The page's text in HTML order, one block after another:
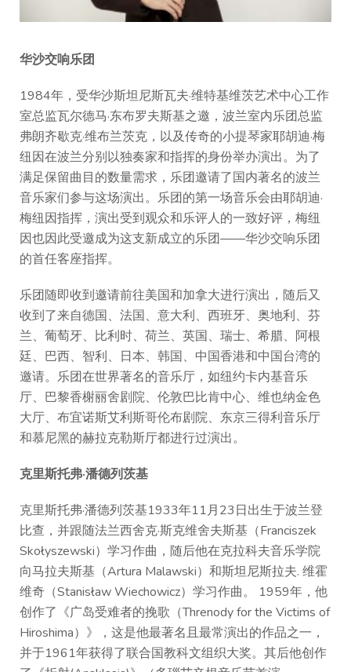
华沙交响乐团
1984年，受华沙斯坦尼斯瓦夫·维特基维茨艺术中心工作
室总监瓦尔德马·东布罗夫斯基之邀，波兰室内乐团总监
弗朗齐歇克·维布兰茨克，以及传奇的小提琴家耶胡迪·梅
纽因在波兰分别以独奏家和指挥的身份举办演出。为了
满足保留曲目的数量需求，乐团邀请了国内著名的波兰
音乐家们参与这场演出。乐团的第一场音乐会由耶胡迪·
梅纽因指挥，演出受到观众和乐评人的一致好评，梅纽
因也因此受邀成为这支新成立的乐团——华沙交响乐团
的首任客座指挥。
乐团随即收到邀请前往美国和加拿大进行演出，随后又
收到了来自德国、法国、意大利、西班牙、奥地利、芬
兰、葡萄牙、比利时、荷兰、英国、瑞士、希腊、阿根
廷、巴西、智利、日本、韩国、中国香港和中国台湾的
邀请。乐团在世界著名的音乐厅，如纽约卡内基音乐
厅、巴黎香榭丽舍剧院、伦敦巴比肯中心、维也纳金色
大厅、布宜诺斯艾利斯哥伦布剧院、东京三得利音乐厅
和慕尼黑的赫拉克勒斯厅都进行过演出。
克里斯托弗·潘德列茨基
克里斯托弗·潘德列茨基1933年11月23日出生于波兰登
比查，并跟随法兰西舍克·斯克维舍夫斯基（Franciszek
Skołyszewski）学习作曲，随后他在克拉科夫音乐学院
向马拉夫斯基（Artura Malawski）和斯坦尼斯拉夫. 维霍
维奇（Stanisław Wiechowicz）学习作曲。 1959年，他
创作了《广岛受难者的挽歌（Threnody for the Victims of
Hiroshima）》，这是他最著名且最常演出的作品之一，
并于1961年获得了联合国教科文组织大奖。其后他创作